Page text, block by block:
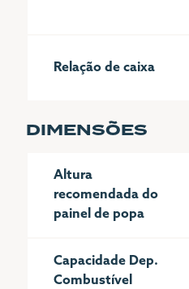
Relação de caixa
DIMENSÕES
Altura
recomendada do
painel de popa
Capacidade Dep.
Combustível